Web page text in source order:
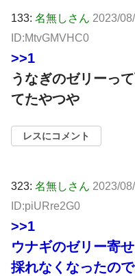
133: 名無しさん 2023/
ID:MtvGMVHC0
>>1
うなぎのゼリーっ
てたやつや
レスにコメント
323: 名無しさん 2023/
ID:piURre2G0
>>1
ウナギのゼリー寄
採れなくなったの